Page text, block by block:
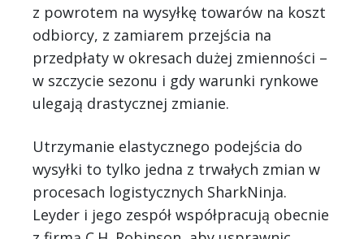
z powrotem na wysyłkę towarów na koszt
odbiorcy, z zamiarem przejścia na
przedpłaty w okresach dużej zmienności –
w szczycie sezonu i gdy warunki rynkowe
ulegają drastycznej zmianie.
Utrzymanie elastycznego podejścia do
wysyłki to tylko jedna z trwałych zmian w
procesach logistycznych SharkNinja.
Leyder i jego zespół współpracują obecnie